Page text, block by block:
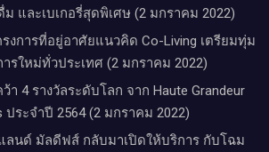
ม และเบเกอรี่สุดพิเศษ (2 มกราคม 2022)
งการที่อยู่อาศัยแนวคิด Co-Living เตรียมทุ่ม
รใหม่ทั่วประเทศ (2 มกราคม 2022)
า 4 รางวัลระดับโลก จาก Haute Grandeur
ประจำปี 2564 (2 มกราคม 2022)
ลนด์ มัลดีฟส์ กลับมาเปิดให้บริการ กับโฉม